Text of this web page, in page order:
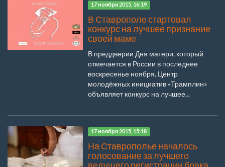
17 ноября 2015, 16:19
В Ставрополе стартовал
конкурс на лучшее признание
своей маме
В преддверии Дня матери, который
отмечается в России в последнее
воскресенье ноября, Центр
молодёжных инициатив «Трамплин»
объявляет конкурс на лучшее...
17 ноября 2015, 15:18
На Ставрополье началось
голосование за лучшего